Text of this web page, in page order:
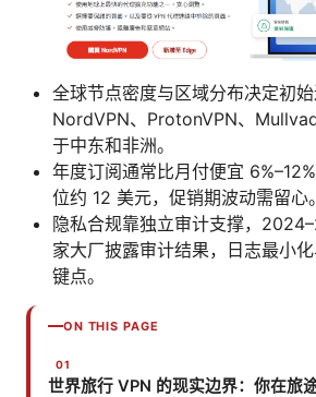
全球节点密度与区域分布决定初始
NordVPN、ProtonVPN、
于中东和非洲。
年度订阅通常比月付便宜
位约 12 美元，促销期波动需留心。
隐私合规靠独立审计支撑，
家大厂披露审计结果，日志最小
键点。
ON THIS PAGE
世界旅行 VPN 的现实边界：你在旅